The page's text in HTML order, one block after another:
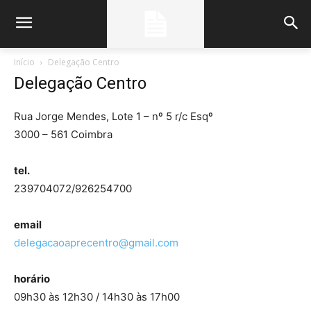
Início Delegação Centro
Delegação Centro
Rua Jorge Mendes, Lote 1 – nº 5 r/c Esqº
3000 – 561 Coimbra
tel.
239704072/926254700
email
delegacaoaprecentro@gmail.com
horário
09h30 às 12h30 / 14h30 às 17h00